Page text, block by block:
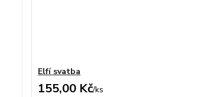
Elfí svatba
155,00 Kč/ks